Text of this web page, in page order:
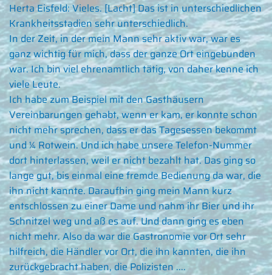
Herta Eisfeld:Vieles. [Lacht] Das ist in unterschiedlichen
Krankheitsstadien sehr unterschiedlich.
In der Zeit, in der mein Mann sehr aktiv war, war es
ganz wichtig für mich, dass der ganze Ort eingebunden
war. Ich bin viel ehrenamtlich tätig, von daher kenne ich
viele Leute.
Ich habe zum Beispiel mit den Gasthäusern
Vereinbarungen gehabt, wenn er kam, er konnte schon
nicht mehr sprechen, dass er das Tagesessen bekommt
und ¼ Rotwein. Und ich habe unsere Telefon-Nummer
dort hinterlassen, weil er nicht bezahlt hat. Das ging so
lange gut, bis einmal eine fremde Bedienung da war, die
ihn nicht kannte. Daraufhin ging mein Mann kurz
entschlossen zu einer Dame und nahm ihr Bier und ihr
Schnitzel weg und aß es auf. Und dann ging es eben
nicht mehr. Also da war die Gastronomie vor Ort sehr
hilfreich, die Händler vor Ort, die ihn kannten, die ihn
zurückgebracht haben, die Polizisten ....